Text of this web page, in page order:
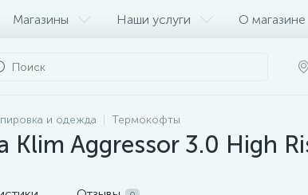
Магазины Наши услуги О магазине
и одежда Термокофты
Klim Aggressor 3.0 High